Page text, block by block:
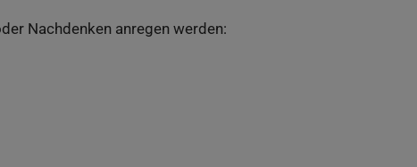
Nachdenken anregen werden: